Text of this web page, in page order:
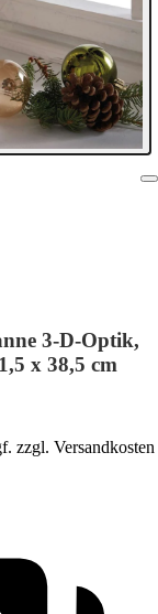
3-D-Optik,
x 38,5 cm
zzgl. Versandkosten